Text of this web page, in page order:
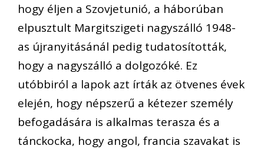
hogy éljen a Szovjetunió, a háborúban
elpusztult Margitszigeti nagyszálló 1948-
as újranyitásánál pedig tudatosították,
hogy a nagyszálló a dolgozóké. Ez
utóbbiról a lapok azt írták az ötvenes évek
elején, hogy népszerű a kétezer személy
befogadására is alkalmas terasza és a
tánckocka, hogy angol, francia szavakat is